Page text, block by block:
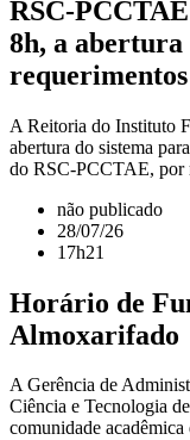
RSC-
8h, a abertura
requerimentos
A Reitoria do Instituto
abertura do sistema
do RSC-PCCTAE, por
não publicado
28/07/26
17h21
Horário de
Almoxarifado
A Gerência de
Ciência e Tecnologia
comunidade